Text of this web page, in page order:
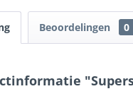
Beoordelingen 0